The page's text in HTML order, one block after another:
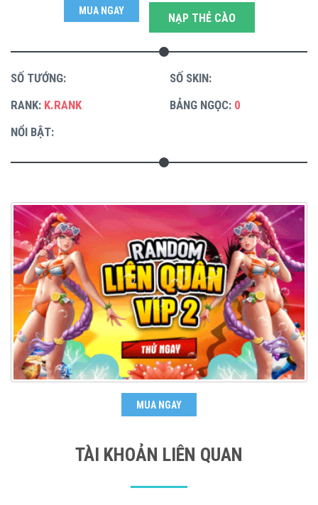
MUA NGAY
NẠP THẺ CÀO
SỐ TƯỚNG:
SỐ SKIN:
RANK: K.RANK BẢNG NGỌC: 0
NỔI BẬT:
MUA NGAY
TÀI KHOẢN LIÊN QUAN